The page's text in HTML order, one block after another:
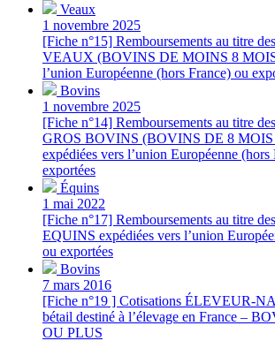
Veaux
1 novembre 2025
[Fiche n°15] Remboursements au titre
VEAUX (BOVINS DE MOINS 8
l’union Européenne (hors France) ou
Bovins
1 novembre 2025
[Fiche n°14] Remboursements au titre
GROS BOVINS (BOVINS DE 8
expédiées vers l’union Européenne (hors
exportées
Équins
1 mai 2022
[Fiche n°17] Remboursements au titre
EQUINS expédiées vers l’union
ou exportées
Bovins
7 mars 2016
[Fiche n°19 ] Cotisations ÉLEVEUR-
bétail destiné à l’élevage en France –
OU PLUS